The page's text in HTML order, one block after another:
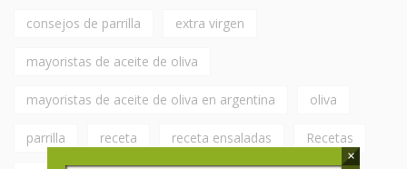
consejos de parrilla extra virgen
mayoristas de aceite de oliva
mayoristas de aceite de oliva en argentina oliva
parrilla receta receta ensaladas Recetas
×